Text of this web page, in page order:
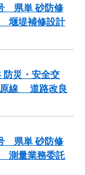
県単 砂防修
堰堤補修設計
災・安全交
原線 道路改良
県単 砂防修
測量業務委託